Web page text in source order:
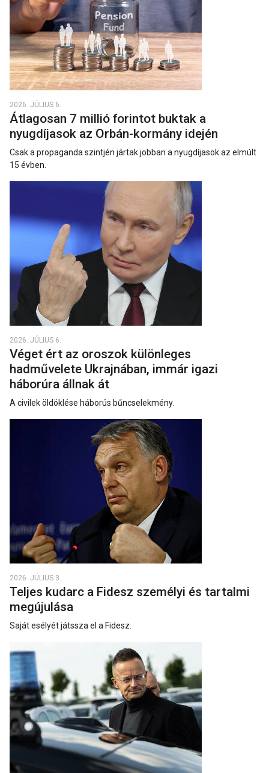
2026. JÚLIUS 6.
Átlagosan 7 millió forintot buktak a
nyugdíjasok az Orbán-kormány idején
Csak a propaganda szintjén jártak jobban a nyugdíjasok az elmúlt
15 évben.
2026. JÚLIUS 6.
Véget ért az oroszok különleges
hadművelete Ukrajnában, immár igazi
háborúra állnak át
A civilek öldöklése háborús bűncselekmény.
2026. JÚLIUS 3.
Teljes kudarc a Fidesz személyi és tartalmi
megújulása
Saját esélyét játssza el a Fidesz.